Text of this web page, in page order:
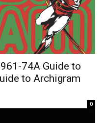
74A Guide to
to Archigram
0